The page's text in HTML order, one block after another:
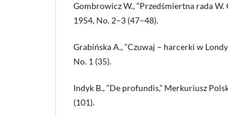
Gombrowicz W., “Przedśmiertna rada
1954, No. 2–3 (47–48).
Grabińska A., “Czuwaj – harcerki w
No. 1 (35).
Indyk B., “De profundis,” Merkuriusz
(101).